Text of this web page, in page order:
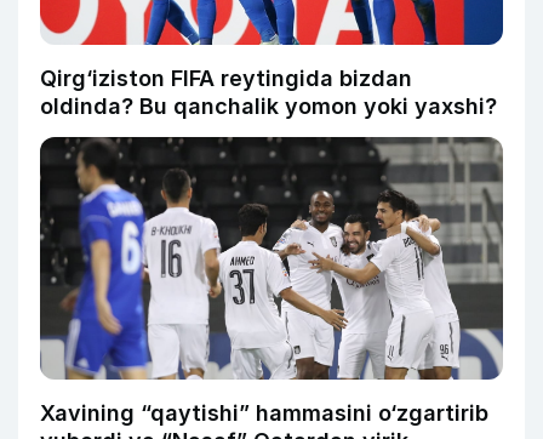
Qirg‘iziston FIFA reytingida bizdan
oldinda? Bu qanchalik yomon yoki yaxshi?
Xavining “qaytishi” hammasini o‘zgartirib